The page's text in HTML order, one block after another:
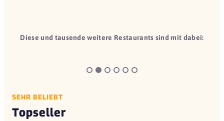
Diese und tausende weitere Restaurants sind mit dabei:
SEHR BELIEBT
Topseller